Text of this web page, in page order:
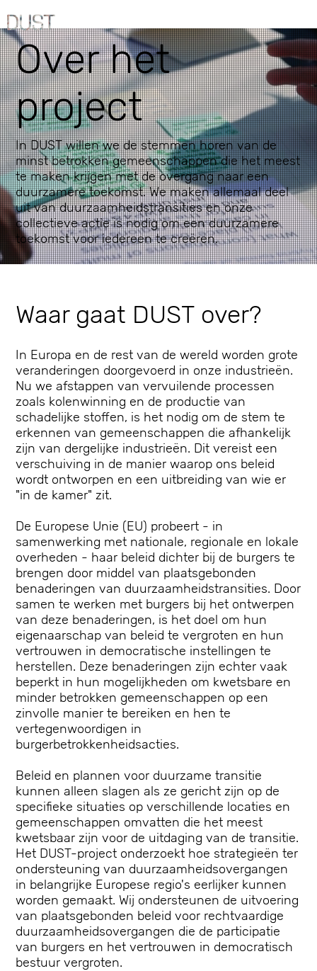
Over het
project
In DUST willen we de stemmen horen van de
minst betrokken gemeenschappen die het meest
te maken krijgen met de overgang naar een
duurzamere toekomst. We maken allemaal deel
uit van duurzaamheidstransities en onze
collectieve actie is nodig om een duurzamere
toekomst voor iedereen te creëren.
Waar gaat DUST over?
In Europa en de rest van de wereld worden grote
veranderingen doorgevoerd in onze industrieën.
Nu we afstappen van vervuilende processen
zoals kolenwinning en de productie van
schadelijke stoffen, is het nodig om de stem te
erkennen van gemeenschappen die afhankelijk
zijn van dergelijke industrieën. Dit vereist een
verschuiving in de manier waarop ons beleid
wordt ontworpen en een uitbreiding van wie er
"in de kamer" zit.
De Europese Unie (EU) probeert - in
samenwerking met nationale, regionale en lokale
overheden - haar beleid dichter bij de burgers te
brengen door middel van plaatsgebonden
benaderingen van duurzaamheidstransities. Door
samen te werken met burgers bij het ontwerpen
van deze benaderingen, is het doel om hun
eigenaarschap van beleid te vergroten en hun
vertrouwen in democratische instellingen te
herstellen. Deze benaderingen zijn echter vaak
beperkt in hun mogelijkheden om kwetsbare en
minder betrokken gemeenschappen op een
zinvolle manier te bereiken en hen te
vertegenwoordigen in
burgerbetrokkenheidsacties.
Beleid en plannen voor duurzame transitie
kunnen alleen slagen als ze gericht zijn op de
specifieke situaties op verschillende locaties en
gemeenschappen omvatten die het meest
kwetsbaar zijn voor de uitdaging van de transitie.
Het DUST-project onderzoekt hoe strategieën ter
ondersteuning van duurzaamheidsovergangen
in belangrijke Europese regio's eerlijker kunnen
worden gemaakt. Wij ondersteunen de uitvoering
van plaatsgebonden beleid voor rechtvaardige
duurzaamheidsovergangen die de participatie
van burgers en het vertrouwen in democratisch
bestuur vergroten.